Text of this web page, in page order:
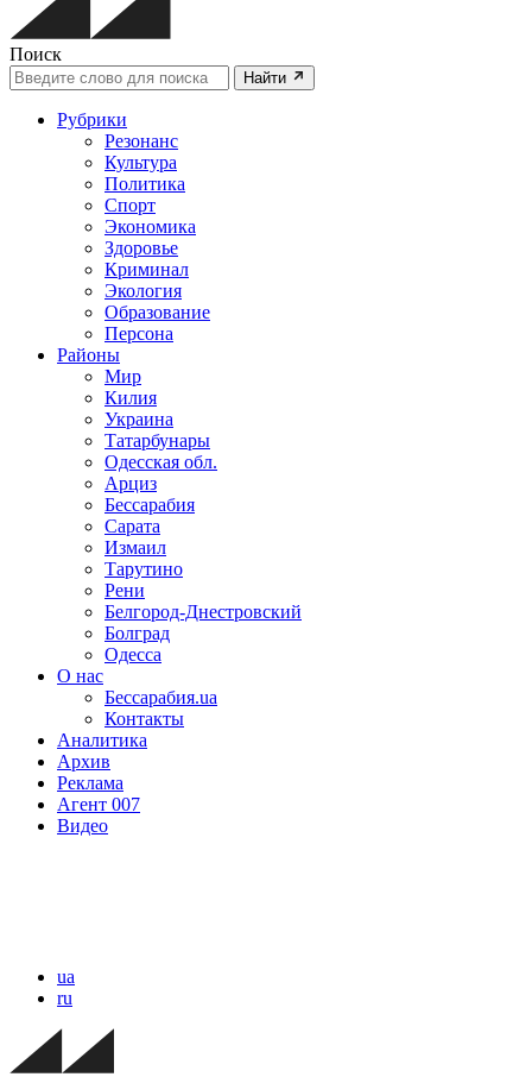
Поиск
Найти
Рубрики
Резонанс
Культура
Политика
Спорт
Экономика
Здоровье
Криминал
Экология
Образование
Персона
Районы
Мир
Килия
Украина
Татарбунары
Одесская обл.
Арциз
Бессарабия
Сарата
Измаил
Тарутино
Рени
Белгород-Днестровский
Болград
Одесса
О нас
Бессарабия.ua
Контакты
Аналитика
Архив
Реклама
Агент 007
Видео
ua
ru